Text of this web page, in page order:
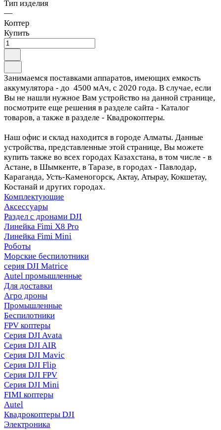
Тип изделия
—
Коптер
Купить
Занимаемся поставками аппаратов, имеющих емкость
аккумулятора - до 4500 мАч, с 2020 года. В случае, если
Вы не нашли нужное Вам устройство на данной странице,
посмотрите еще решения в разделе сайта - Каталог
товаров, а также в разделе - Квадрокоптеры.
Наш офис и склад находится в городе Алматы. Данные
устройства, представленные этой странице, Вы можете
купить также во всех городах Казахстана, в том числе - в
Астане, в Шымкенте, в Таразе, в городах - Павлодар,
Караганда, Усть-Каменогорск, Актау, Атырау, Кокшетау,
Костанай и других городах.
Комплектующие
Аксессуары
Раздел с дронами DJI
Линейка Fimi X8 Pro
Линейка Fimi Mini
Роботы
Морские беспилотники
серия DJI Matrice
Autel промышленные
Для доставки
Агро дроны
Промышленные
Беспилотники
FPV коптеры
Серия DJI Avata
Серия DJI AIR
Серия DJI Mavic
Серия DJI Flip
Серия DJI FPV
Серия DJI Mini
FIMI коптеры
Autel
Квадрокоптеры DJI
Электроника